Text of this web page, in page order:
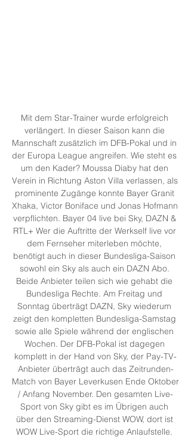
Mit dem Star-Trainer wurde erfolgreich
verlängert. In dieser Saison kann die
Mannschaft zusätzlich im DFB-Pokal und in
der Europa League angreifen. Wie steht es
um den Kader? Moussa Diaby hat den
Verein in Richtung Aston Villa verlassen, als
prominente Zugänge konnte Bayer Granit
Xhaka, Victor Boniface und Jonas Hofmann
verpflichten. Bayer 04 live bei Sky, DAZN &
RTL+ Wer die Auftritte der Werkself live vor
dem Fernseher miterleben möchte,
benötigt auch in dieser Bundesliga-Saison
sowohl ein Sky als auch ein DAZN Abo.
Beide Anbieter teilen sich wie gehabt die
Bundesliga Rechte. Am Freitag und
Sonntag überträgt DAZN, Sky wiederum
zeigt den kompletten Bundesliga-Samstag
sowie alle Spiele während der englischen
Wochen. Der DFB-Pokal ist dagegen
komplett in der Hand von Sky, der Pay-TV-
Anbieter überträgt auch das Zeitrunden-
Match von Bayer Leverkusen Ende Oktober
/ Anfang November. Den gesamten Live-
Sport von Sky gibt es im Übrigen auch
über den Streaming-Dienst WOW, dort ist
WOW Live-Sport die richtige Anlaufstelle.